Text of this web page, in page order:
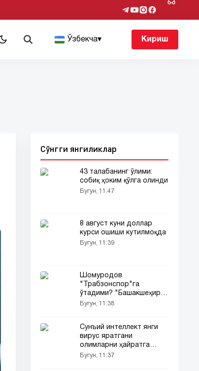
Ўзбекча▾ Кириш
Сўнгги янгиликлар
43 талабанинг ўлими:
собиқ ҳоким қўлга олинди
Бугун, 11:47
8 август куни доллар
курси ошиши кутилмоқда
Бугун, 11:39
Шомуродов
"Трабзонспор"га
ўтадими? "Башакшеҳир"
президенти баёнот
Бугун, 11:38
Сунъий интеллект янги
вирус яратгани
олимларни ҳайратга
солди
Бугун, 11:37